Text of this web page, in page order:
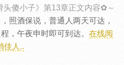
头傻小子》第13章正文内容✿～
照酒保说，普通人两天可达，
，午夜申时即可到达。 在线阅
佳人..